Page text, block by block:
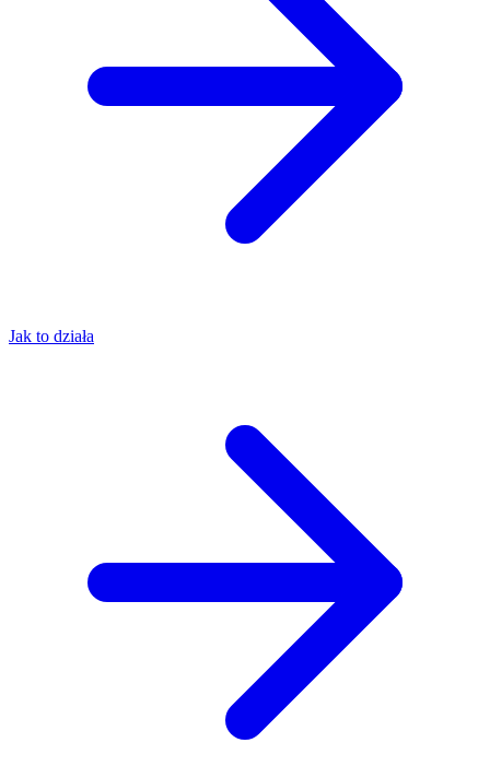
Jak to działa